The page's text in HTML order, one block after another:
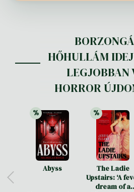
HŐHULLÁM
LEGJOBBAN
HORROR
25%
% kedvezmény
Abyss
21%
%
The Ladie
Upstairs: ‘A
dream of a